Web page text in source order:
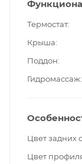
Термостат
Крыша
Поддон
Гидромассаж
Цвет задних
Цвет